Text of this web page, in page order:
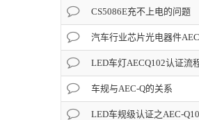
CS5086E充不上电的问题
汽车行业芯片光电器件
LED车灯AECQ102认证流
车规与AEC-Q的关系
LED车规级认证之AEC-